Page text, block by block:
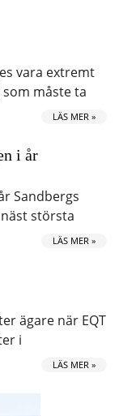
vara extremt
måste ta
LÄS MER »
i år
Sandbergs
största
LÄS MER »
ägare när EQT
i
LÄS MER »